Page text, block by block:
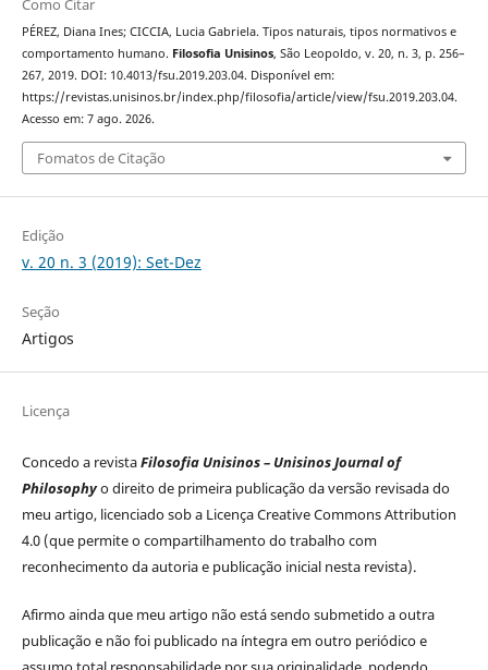
Como Citar
PÉREZ, Diana Ines; CICCIA, Lucia Gabriela. Tipos naturais, tipos normativos e
comportamento humano. Filosofia Unisinos, São Leopoldo, v. 20, n. 3, p. 256–
267, 2019. DOI: 10.4013/fsu.2019.203.04. Disponível em:
https://revistas.unisinos.br/index.php/filosofia/article/view/fsu.2019.203.04.
Acesso em: 7 ago. 2026.
Fomatos de Citação
Edição
v. 20 n. 3 (2019): Set-Dez
Seção
Artigos
Licença
Concedo a revistaFilosofia Unisinos – Unisinos Journal of
Philosophyo direito de primeira publicação da versão revisada do
meu artigo, licenciado sob a Licença Creative Commons Attribution
4.0 (que permite o compartilhamento do trabalho com
reconhecimento da autoria e publicação inicial nesta revista).
Afirmo ainda que meu artigo não está sendo submetido a outra
publicação e não foi publicado na íntegra em outro periódico e